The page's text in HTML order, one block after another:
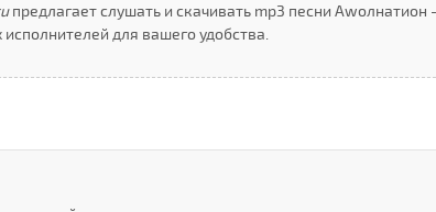
предлагает слушать и скачивать mp3 песни
для вашего удобства.